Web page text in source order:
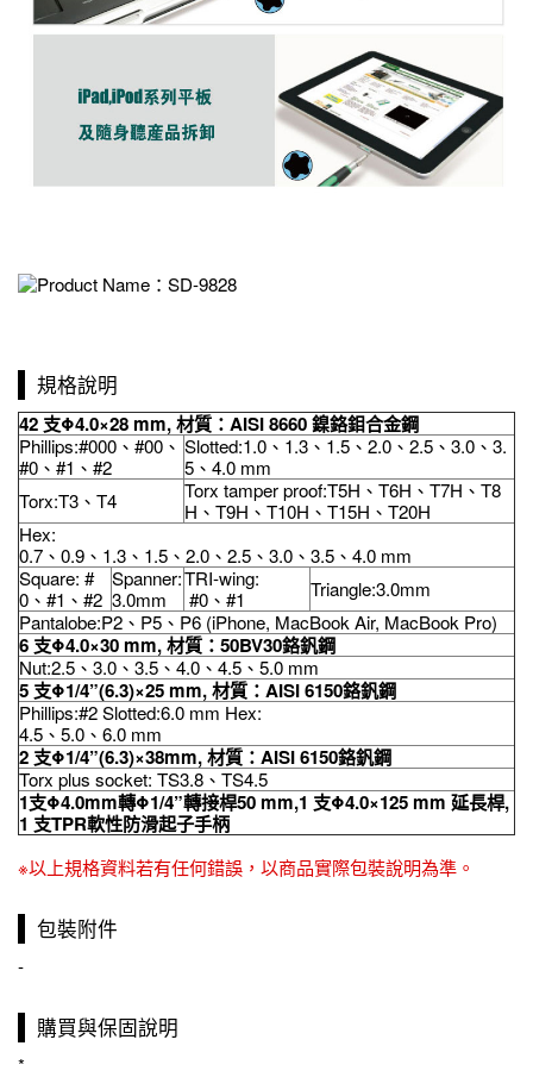
規格說明
42 支Φ4.0×28 mm,材質： AISI 8660鎳鉻鉬合金鋼
Phillips:#000、#00、
#0、#1、#2
Slotted:1.0、1.3、1.5、2.0、2.5、3.0、3.
5、4.0 mm
Torx:T3、T4
Torx tamper proof:T5H、T6H、T7H、T8
H、T9H、T10H、T15H、T20H
Hex:
0.7、0.9、1.3、1.5、2.0、2.5、3.0、3.5、4.0 mm
Square: #
0、#1、#2
Spanner:
3.0mm
TRI-wing:
#0、#1
Triangle:3.0mm
Pantalobe:P2、P5、P6 (iPhone, MacBook Air, MacBook Pro)
6 支Φ4.0×30 mm,材質： 50BV30鉻釩鋼
Nut:2.5、3.0、3.5、4.0、4.5、5.0 mm
5 支Φ1/4”(6.3)×25 mm,材質： AISI 6150鉻釩鋼
Phillips:#2 Slotted:6.0 mm Hex:
4.5、5.0、6.0 mm
2 支Φ1/4”(6.3)×38mm,材質： AISI 6150鉻釩鋼
Torx plus socket: TS3.8、TS4.5
1支Φ4.0mm轉Φ1/4”轉接桿50 mm,1 支Φ4.0×125 mm 延長桿,
1 支TPR軟性防滑起子手柄
※以上規格資料若有任何錯誤，以商品實際包裝說明為準。
包裝附件
-
購買與保固說明
*